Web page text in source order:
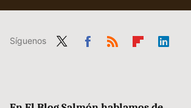
Síguenos